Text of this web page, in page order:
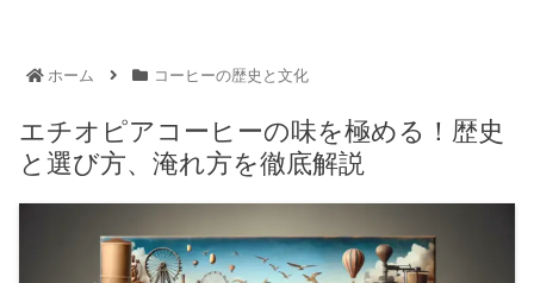
ホーム コーヒーの歴史と文化
エチオピアコーヒーの味を極める！歴史
と選び方、淹れ方を徹底解説